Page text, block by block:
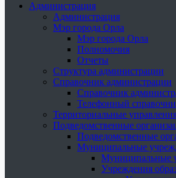
Администрация
Администрация
Мэр города Орла
Мэр города Орла
Полномочия
Отчеты
Структура администрации
Справочник администрации
Справочник
Телефонный
Территориальные
Подведомственные
Подведомственные
Муниципальные
Муниципальные
Учреждения